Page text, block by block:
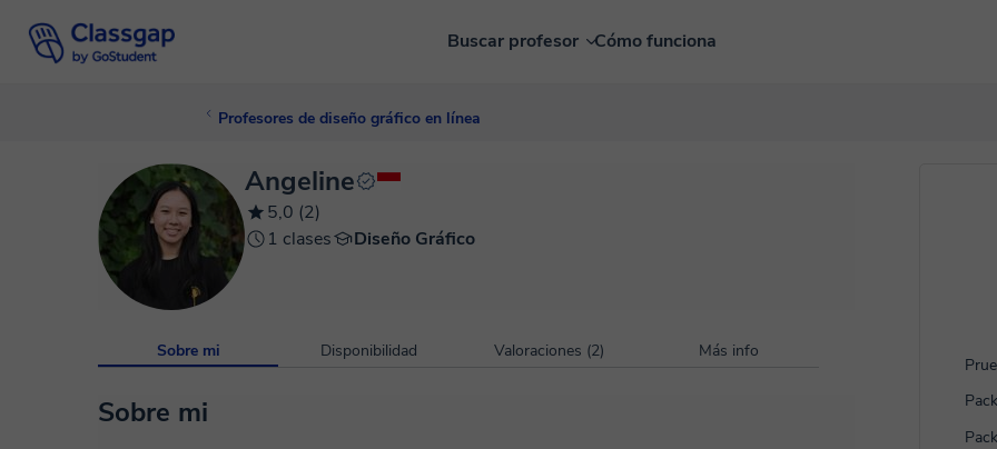
Buscar profesor Cómo funciona
Profesores de diseño gráfico en línea
Angeline
5,0 (2)
1 clases
Diseño Gráfico
Sobre mi Disponibilidad Valoraciones (2) Más info
Sobre mi